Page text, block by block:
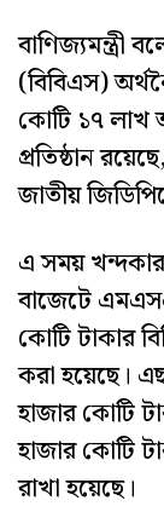
বাণিজ্যমন্ত্রী
(বিবিএস)
কোটি ১৭ লাখ
প্রতিষ্ঠান
জাতীয়
এ সময়
বাজেটে
কোটি টাকার
করা হয়েছে।
হাজার কোটি
হাজার কোটি
রাখা হয়েছে।